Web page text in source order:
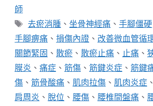
師
標
籤
去瘀消腫 、坐骨神經痛 、手腳僵硬
手腳痹痛 、 損傷內證 、 改善微血管循
關節緊固 、 散瘀 、 散瘀止痛 、 止痛 、
膜炎 、 痛症 、 筋傷 、 筋鍵炎症 、 筋鍵
傷 、 筋骨酸痛 、 肌肉拉傷 、 肌肉炎症 、
肩周炎 、 脫位 、 腰傷 、 腰椎間盤痛 、